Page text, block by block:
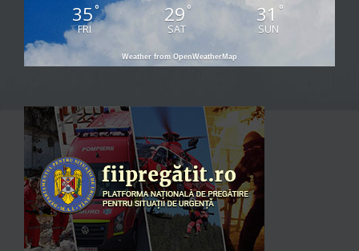
35°
FRI
29 °
SAT
31 °
SUN
Weather from OpenWeatherMap